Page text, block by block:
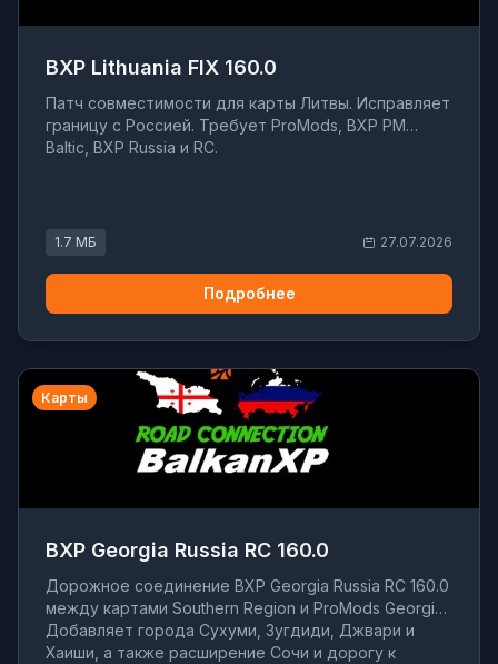
BXP Lithuania FIX 160.0
Патч совместимости для карты Литвы. Исправляет
границу с Россией. Требует ProMods, BXP PM
Baltic, BXP Russia и RC.
1.7 МБ 27.07.2026
Подробнее
Карты
BXP Georgia Russia RC 160.0
Дорожное соединение BXP Georgia Russia RC 160.0
между картами Southern Region и ProMods Georgia.
Добавляет города Сухуми, Зугдиди, Джвари и
Хаиши, а также расширение Сочи и дорогу к